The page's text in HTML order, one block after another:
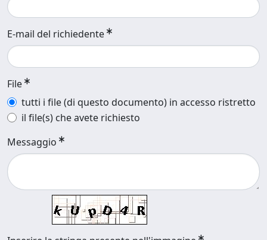
E-mail del richiedente
File
tutti i file (di questo documento) in accesso ristretto
il file(s) che avete richiesto
Messaggio